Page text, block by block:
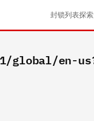
封锁列表探索
global/en-